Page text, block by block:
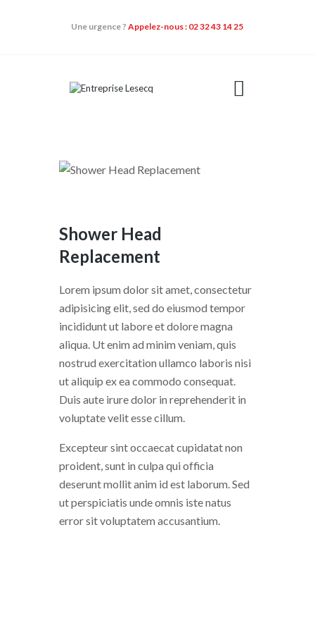
Une urgence ? Appelez-nous : 02 32 43 14 25
NOS QUALIFICATIONS
Shower Head
Replacement
Lorem ipsum dolor sit amet, consectetur
adipisicing elit, sed do eiusmod tempor
incididunt ut labore et dolore magna
aliqua. Ut enim ad minim veniam, quis
nostrud exercitation ullamco laboris nisi
ut aliquip ex ea commodo consequat.
Duis aute irure dolor in reprehenderit in
voluptate velit esse cillum.
Excepteur sint occaecat cupidatat non
proident, sunt in culpa qui officia
deserunt mollit anim id est laborum. Sed
ut perspiciatis unde omnis iste natus
error sit voluptatem accusantium.